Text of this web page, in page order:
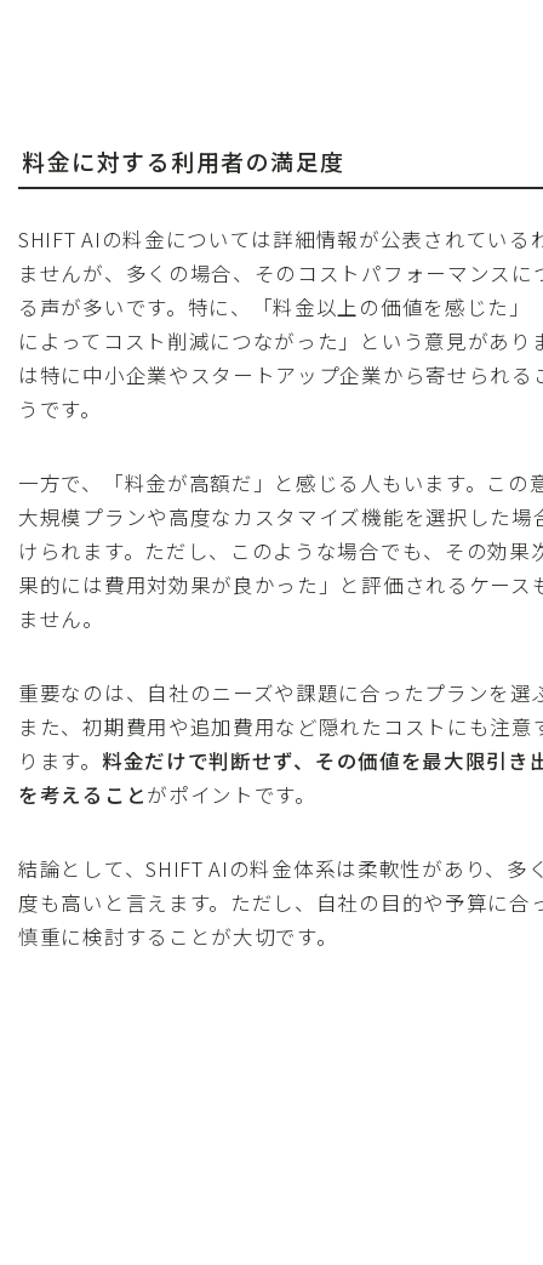
料金に対する利用者の満足度
SHIFT AIの料金については詳細情報が公表されている
ませんが、多くの場合、そのコストパフォーマンスに
る声が多いです。特に、「料金以上の価値を感じた」
によってコスト削減につながった」という意見があり
は特に中小企業やスタートアップ企業から寄せられる
うです。
一方で、「料金が高額だ」と感じる人もいます。この
大規模プランや高度なカスタマイズ機能を選択した場
けられます。ただし、このような場合でも、その効果
果的には費用対効果が良かった」と評価されるケース
ません。
重要なのは、自社のニーズや課題に合ったプランを選
また、初期費用や追加費用など隠れたコストにも注意
ります。 料金だけで判断せず、その価値を最大限引き
を考えることがポイントです。
結論として、SHIFT AIの料金体系は柔軟性があり、多
度も高いと言えます。ただし、自社の目的や予算に合
慎重に検討することが大切です。